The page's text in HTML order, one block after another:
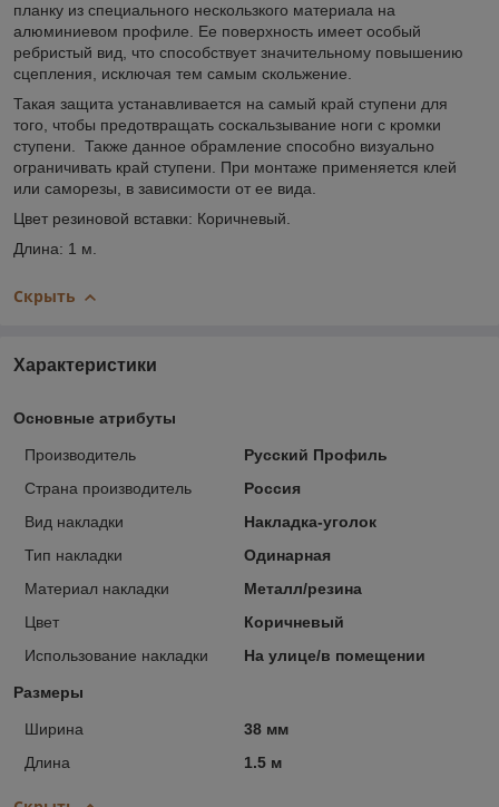
планку из специального нескользкого материала на
алюминиевом профиле. Ее поверхность имеет особый
ребристый вид, что способствует значительному повышению
сцепления, исключая тем самым скольжение.
Такая защита устанавливается на самый край ступени для
того, чтобы предотвращать соскальзывание ноги с кромки
ступени. Также данное обрамление способно визуально
ограничивать край ступени. При монтаже применяется клей
или саморезы, в зависимости от ее вида.
Цвет резиновой вставки: Коричневый.
Длина: 1 м.
Скрыть
Характеристики
Основные атрибуты
Производитель
Русский Профиль
Страна производитель
Россия
Вид накладки
Накладка-уголок
Тип накладки
Одинарная
Материал накладки
Металл/резина
Цвет
Коричневый
Использование накладки
На улице/в помещении
Размеры
Ширина
38 мм
Длина
1.5 м